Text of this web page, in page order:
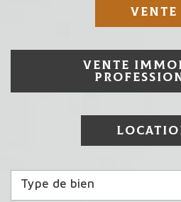
VENTE
VENTE
Type de bien